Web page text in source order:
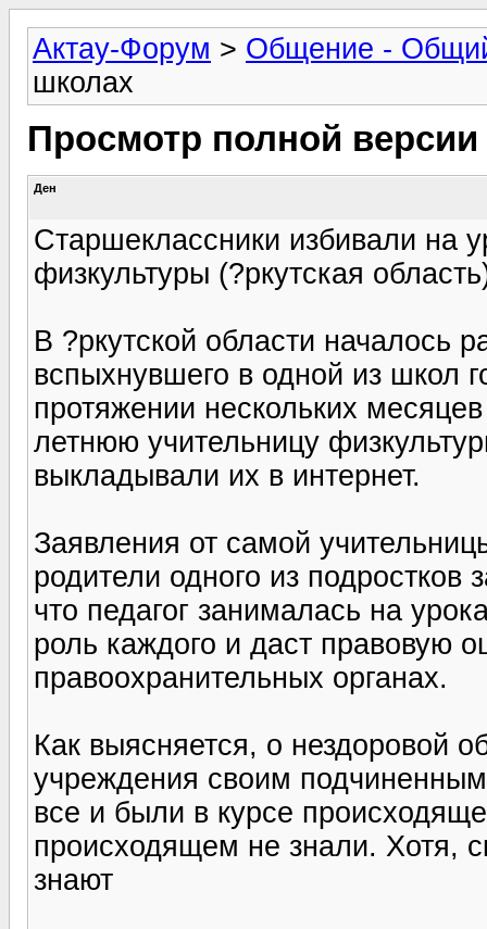
Актау-Форум > Общение -
школах
Просмотр полной
Ден
Старшеклассники избивали на
физкультуры (?ркутская
В ?ркутской области началось
вспыхнувшего в одной из школ
протяжении нескольких
летнюю учительницу
выкладывали их в интернет.
Заявления от самой
родители одного из
что педагог занималась на
роль каждого и даст правовую
правоохранительных органах.
Как выясняется, о нездоровой
учреждения своим
все и были в курсе
происходящем не знали. Хотя,
знают